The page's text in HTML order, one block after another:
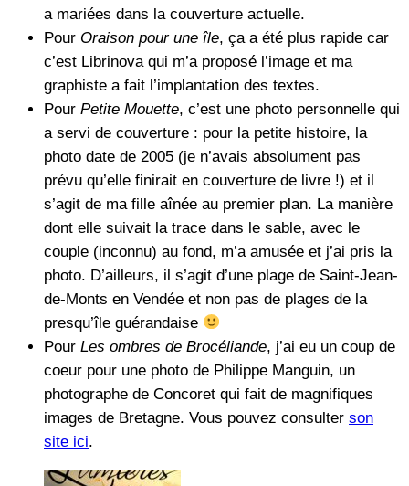
a mariées dans la couverture actuelle.
Pour Oraison pour une île, ça a été plus rapide car
c’est Librinova qui m’a proposé l’image et ma
graphiste a fait l’implantation des textes.
Pour Petite Mouette, c’est une photo personnelle qui
a servi de couverture : pour la petite histoire, la
photo date de 2005 (je n’avais absolument pas
prévu qu’elle finirait en couverture de livre !) et il
s’agit de ma fille aînée au premier plan. La manière
dont elle suivait la trace dans le sable, avec le
couple (inconnu) au fond, m’a amusée et j’ai pris la
photo. D’ailleurs, il s’agit d’une plage de Saint-Jean-
de-Monts en Vendée et non pas de plages de la
presqu’île guérandaise
Pour Les ombres de Brocéliande, j’ai eu un coup de
coeur pour une photo de Philippe Manguin, un
photographe de Concoret qui fait de magnifiques
images de Bretagne. Vous pouvez consulter son
site ici.